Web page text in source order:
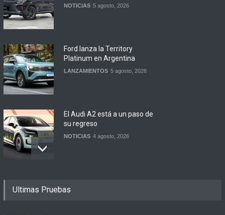
NOTICIAS 5 agosto, 2026
Ford lanza la Territory
Platinum en Argentina
LANZAMIENTOS 5 agosto, 2026
El Audi A2 está a un paso de
su regreso
NOTICIAS 4 agosto, 2026
ciudades anunciaron el
Ultimas Pruebas